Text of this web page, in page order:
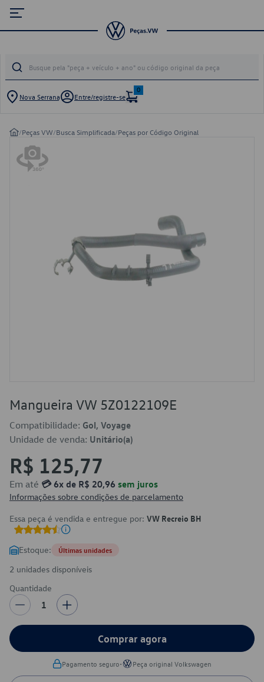
Nova Serrana Entre/registre-se
0
/Peças VW/Busca Simplificada/Peças por Código Original
Mangueira VW 5Z0122109E
Compatibilidade: Gol, Voyage
Unidade de venda: Unitário(a)
R$ 125,77
Em até 💳 6x de R$ 20,96 sem juros
Informações sobre condições de parcelamento
Essa peça é vendida e entregue por: VW Recreio BH
Estoque: Últimas unidades
2 unidades disponíveis
Quantidade
1
Comprar agora
Pagamento seguro• Peça original Volkswagen